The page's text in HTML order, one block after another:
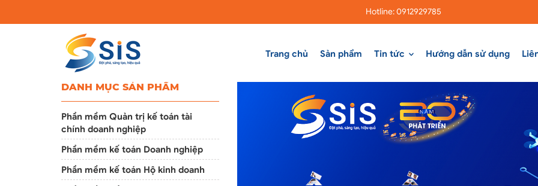
Hotline: 0912929785
Trang chủ Sản phẩm Tin tức Hướng dẫn sử dụng
DANH MỤC SẢN PHẨM
Phần mềm Quản trị kế toán tài
chính doanh nghiệp
Phần mềm kế toán Doanh nghiệp
Phần mềm kế toán Hộ kinh doanh